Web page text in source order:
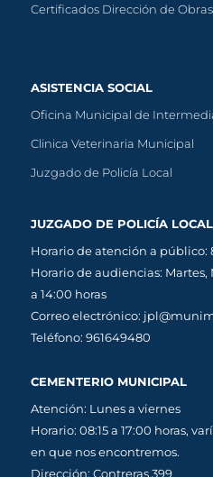
Certificados Dirección de Obras
ASISTENCIA SOCIAL
Oficina Municipal de
Clinica Veterinaria Municipal
Juzgado de Policía Local
JUZGADO DE POLICÍA LOCAL
Horario de atención a público:
Horario de audiencias: Martes,
a 14:00 horas
Correo electrónico:
Teléfono: 961649480
CEMENTERIO MUNICIPAL
Atención: Lunes a viernes
Horario: 08:15 a 17:00 horas,
en que nos encontremos.
Dirección: Contreras 399